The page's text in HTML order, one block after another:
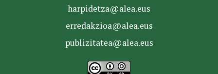
harpidetza@alea.eus
erredakzioa@alea.eus
publizitatea@alea.eus